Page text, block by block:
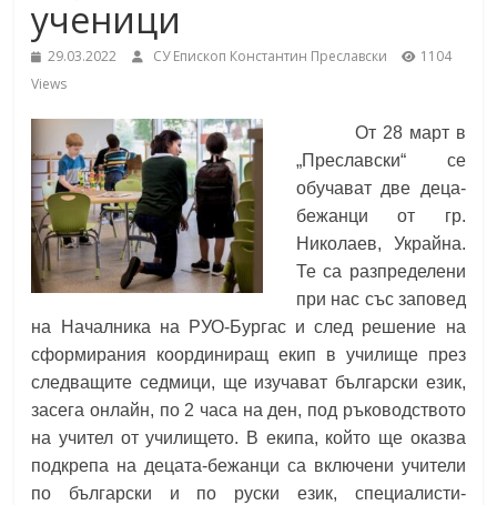
under the Erasmus+ Programme in
Malaga, Spain
School,
Burgas
Средно
училище
"Епископ
Константин
Преславски"
ученици
29.03.2022 СУ Епископ Константин Преславски
1104
Views
От 28 март в
„Преславски“ се
обучават две деца-
бежанци от гр.
Николаев, Украйна.
Те са разпределени
при нас със заповед
на Началника на РУО-Бургас и след решение на
сформирания координиращ екип в училище през
следващите седмици, ще изучават български език,
засега онлайн, по 2 часа на ден, под ръководството
на учител от училището. В екипа, който ще оказва
подкрепа на децата-бежанци са включени учители
по български и по руски език, специалисти-